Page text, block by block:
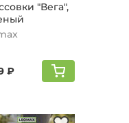
"Вега",
₽